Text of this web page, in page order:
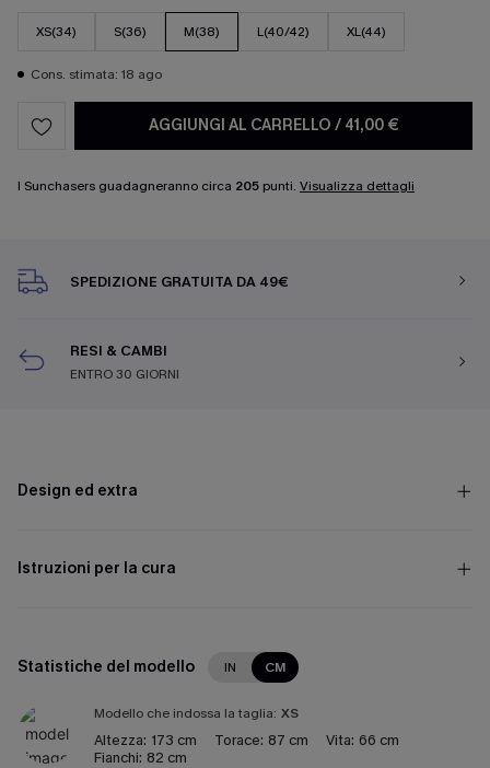
XS(34) S(36) M(38) L(40/42) XL(44)
Cons. stimata: 18 ago
AGGIUNGI AL CARRELLO / 41,00 €
I Sunchasers guadagneranno circa 205 punti. Visualizza dettagli
SPEDIZIONE GRATUITA DA 49€
RESI & CAMBI
ENTRO 30 GIORNI
Design ed extra
Istruzioni per la cura
Statistiche del modello IN CM
Modello che indossa la taglia: XS
Altezza: 173 cm Torace: 87 cm Vita: 66 cm
Fianchi: 82 cm